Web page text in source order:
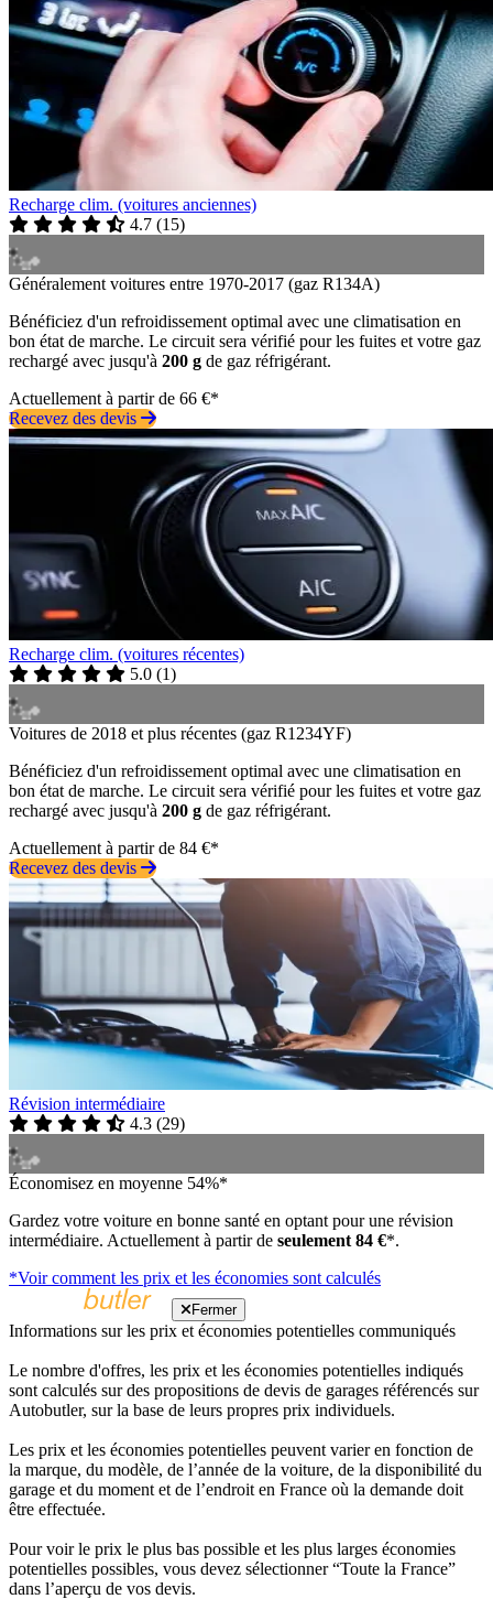
Recharge clim. (voitures anciennes)
4.7 (15)
Généralement voitures entre 1970-2017 (gaz R134A)
Bénéficiez d'un refroidissement optimal avec une climatisation en
bon état de marche. Le circuit sera vérifié pour les fuites et votre gaz
rechargé avec jusqu'à 200 g de gaz réfrigérant.
Actuellement à partir de 66 €*
Recevez des devis
Recharge clim. (voitures récentes)
5.0 (1)
Voitures de 2018 et plus récentes (gaz R1234YF)
Bénéficiez d'un refroidissement optimal avec une climatisation en
bon état de marche. Le circuit sera vérifié pour les fuites et votre gaz
rechargé avec jusqu'à 200 g de gaz réfrigérant.
Actuellement à partir de 84 €*
Recevez des devis
Révision intermédiaire
4.3 (29)
Économisez en moyenne 54%*
Gardez votre voiture en bonne santé en optant pour une révision
intermédiaire. Actuellement à partir de seulement 84 €*.
*Voir comment les prix et les économies sont calculés
Fermer
Informations sur les prix et économies potentielles communiqués
Le nombre d'offres, les prix et les économies potentielles indiqués
sont calculés sur des propositions de devis de garages référencés sur
Autobutler, sur la base de leurs propres prix individuels.
Les prix et les économies potentielles peuvent varier en fonction de
la marque, du modèle, de l’année de la voiture, de la disponibilité du
garage et du moment et de l’endroit en France où la demande doit
être effectuée.
Pour voir le prix le plus bas possible et les plus larges économies
potentielles possibles, vous devez sélectionner “Toute la France”
dans l’aperçu de vos devis.